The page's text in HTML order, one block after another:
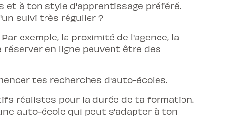
et à ton style d'apprentissage préféré.
suivi très régulier ?
exemple, la proximité de l'agence, la
en ligne peuvent être des
tes recherches d'auto-écoles.
réalistes pour la durée de ta formation.
auto-école qui peut s'adapter à ton